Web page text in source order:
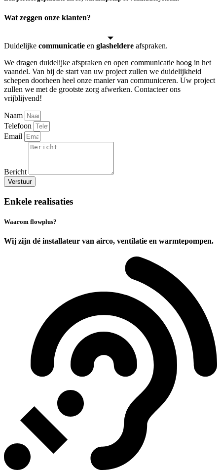
Wat zeggen onze klanten?
Duidelijke communicatie en glasheldere afspraken.
We dragen duidelijke afspraken en open communicatie hoog in het
vaandel. Van bij de start van uw project zullen we duidelijkheid
schepen doorheen heel onze manier van communiceren. Uw project
zullen we met de grootste zorg afwerken. Contacteer ons
vrijblijvend!
Naam
Telefoon
Email
Bericht
Verstuur
Enkele realisaties
Waarom flowplus?
Wij zijn dé installateur van airco, ventilatie en warmtepompen.